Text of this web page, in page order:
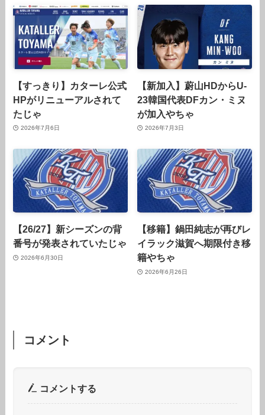
【すっきり】カターレ公式
HPがリニューアルされて
たじゃ
2026年7月6日
【新加入】蔚山HDからU-
23韓国代表DFカン・ミヌ
が加入やちゃ
2026年7月3日
【26/27】新シーズンの背
番号が発表されていたじゃ
2026年6月30日
【移籍】鍋田純志が再びレ
イラック滋賀へ期限付き移
籍やちゃ
2026年6月26日
コメント
コメントする